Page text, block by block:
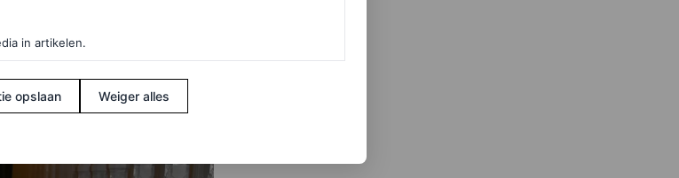
in artikelen.
opslaan Weiger alles